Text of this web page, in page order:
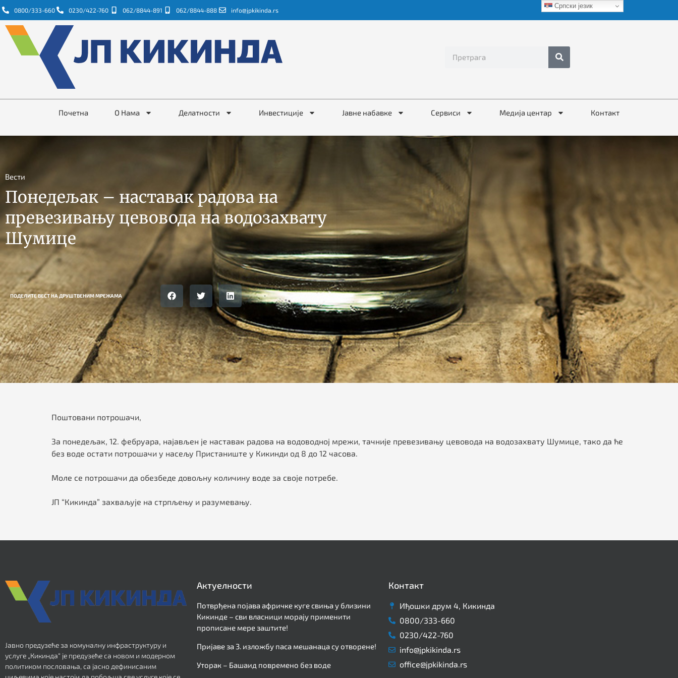
0800/333-660 0230/422-760 062/8844-891 062/8844-888 info@jpkikinda.rs
Почетна О Нама Делатности Инвестиције Јавне набавке Сервиси Медија центар Контакт
Вести
Понедељак – наставак радова на
превезивању цевовода на водозахвату
Шумице
ПОДЕЛИТЕ ВЕСТ НА ДРУШТВЕНИМ МРЕЖАМА
Поштовани потрошачи,
За понедељак, 12. фебруара, најављен је наставак радова на водоводној мрежи, тачније превезивању цевовода на водозахвату Шумице, тако да ће
без воде остати потрошачи у насељу Пристаниште у Кикинди од 8 до 12 часова.
Моле се потрошачи да обезбеде довољну количину воде за своје потребе.
ЈП “Кикинда” захваљује на стрпљењу и разумевању.
Јавно предузеће за комуналну инфраструктуру и
услуге „Кикинда“ је предузеће са новом и модерном
политиком пословања, са јасно дефинисаним
Актуелности
Потврђена појава афричке куге свиња у близини
Кикинде – сви власници морају применити
прописане мере заштите!
Пријаве за 3. изложбу паса мешанаца су отворене!
Уторак – Башаид повремено без воде
Контакт
Иђошки друм 4, Кикинда
0800/333-660
0230/422-760
info@jpkikinda.rs
office@jpkikinda.rs
Српски језик